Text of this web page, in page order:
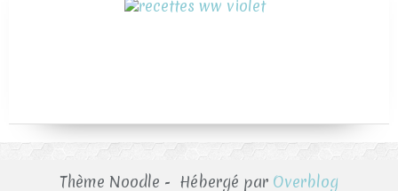
Thème Noodle - Hébergé par Overblog